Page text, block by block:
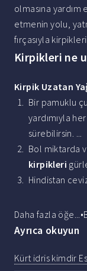
olmasına yardım
etmenin yolu,
fırçasıyla
Kirpikleri ne
Kirpik Uzatan
Bir pamuklu
yardımıyla
sürebilirsin. ...
Bol miktarda
kirpikleri
Hindistan
Daha fazla
Ayrıca okuyun
Kürt idris kimdir